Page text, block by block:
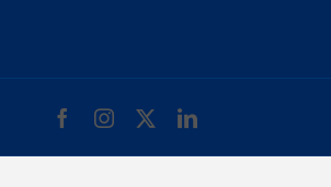
FacebookInstagram LinkedIn